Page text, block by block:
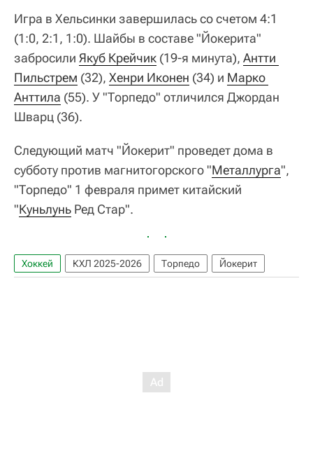
Игра в Хельсинки завершилась со счетом 4:1
(1:0, 2:1, 1:0). Шайбы в составе "Йокерита"
забросили Якуб Крейчик (19-я минута), Антти
Пильстрем (32), Хенри Иконен (34) и Марко
Анттила (55). У "Торпедо" отличился Джордан
Шварц (36).
Следующий матч "Йокерит" проведет дома в
субботу против магнитогорского "Металлурга",
"Торпедо" 1 февраля примет китайский
"Куньлунь Ред Стар".
Хоккей КХЛ 2025-2026 Торпедо Йокерит